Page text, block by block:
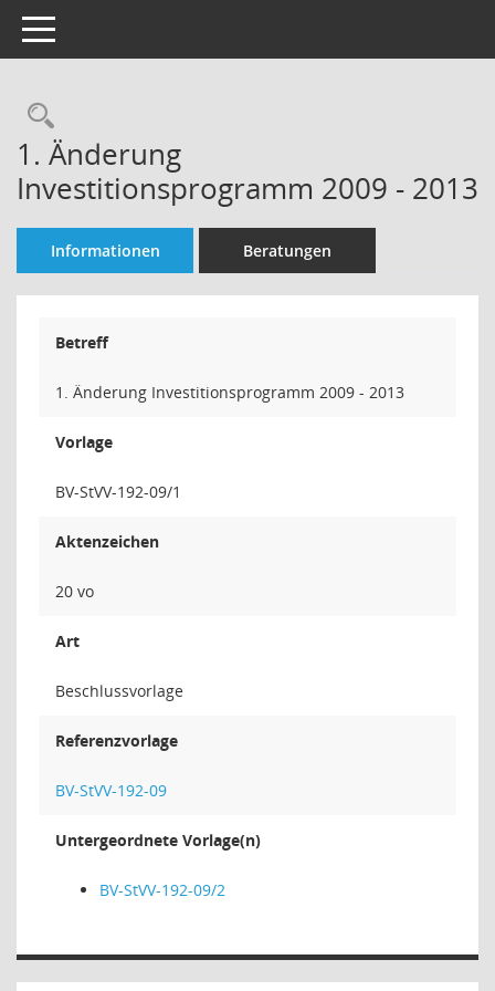
Toggle navigation
Rechercheauswahl
1. Änderung
Investitionsprogramm 2009 - 2013
Informationen Beratungen
Betreff
1. Änderung Investitionsprogramm 2009 - 2013
Vorlage
BV-StVV-192-09/1
Aktenzeichen
20 vo
Art
Beschlussvorlage
Referenzvorlage
BV-StVV-192-09
Untergeordnete Vorlage(n)
BV-StVV-192-09/2